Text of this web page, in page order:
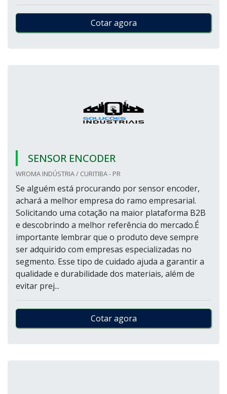
Cotar agora
SENSOR ENCODER
WROMA INDÚSTRIA / CURITIBA - PR
Se alguém está procurando por sensor encoder,
achará a melhor empresa do ramo empresarial.
Solicitando uma cotação na maior plataforma B2B
e descobrindo a melhor referência do mercado.É
importante lembrar que o produto deve sempre
ser adquirido com empresas especializadas no
segmento. Esse tipo de cuidado ajuda a garantir a
qualidade e durabilidade dos materiais, além de
evitar prej...
Cotar agora